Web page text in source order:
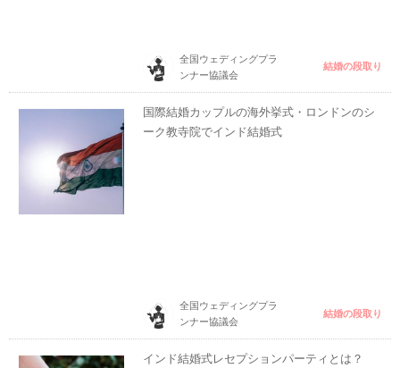
全国ウェディングプラ
ンナー協議会
結婚の段取り
国際結婚カップルの海外挙式・ロンドンのシ
ーク教寺院でインド結婚式
全国ウェディングプラ
ンナー協議会
結婚の段取り
インド結婚式レセプションパーティとは？